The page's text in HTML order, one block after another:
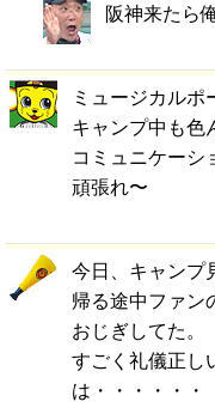
阪神来たら
ミュージカル
キャンプ中も色
コミュニケーシ
頑張れ〜
今日、キャンプ
帰る途中ファン
おじぎしてた。
すごく礼儀正し
は・・・・・・